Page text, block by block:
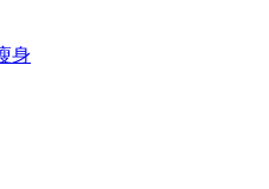
减压"枕头大战"
身